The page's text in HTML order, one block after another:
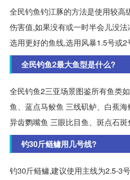
全民钓鱼钓江豚的方法是使用较高
伤害值,如果没有或一时半会儿没
选用更好的鱼线,选用风暴1.5号或2
全民钓鱼2最大鱼型是什么?
全民钓鱼2三亚场景图鉴所有鱼类
鱼、蓝点马鲛鱼 三线矶鲈、白蕉海
异齿鹦嘴鱼 三眼比目鱼、斑点石斑
钓30斤鲢鳙用几号线?
钓30斤鲢鳙,建议使用主线为2.5-3